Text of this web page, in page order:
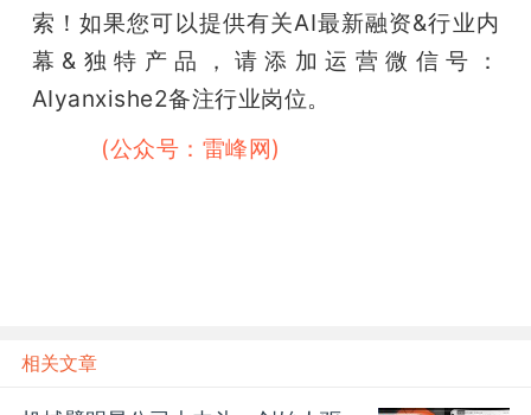
索！如果您可以提供有关AI最新融资&行业内
幕&独特产品，请添加运营微信号：
AIyanxishe2备注行业岗位。
(公众号：雷峰网)
相关文章